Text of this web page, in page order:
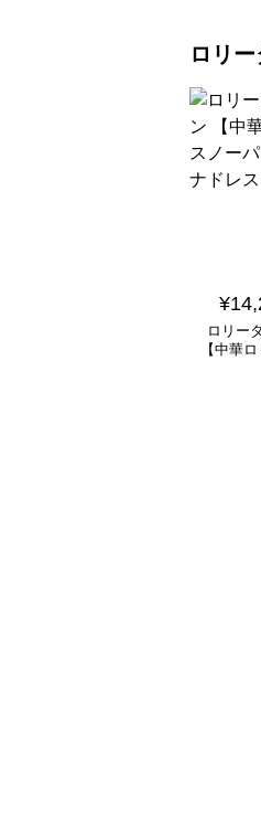
ロリ
¥
ロリー
【中華